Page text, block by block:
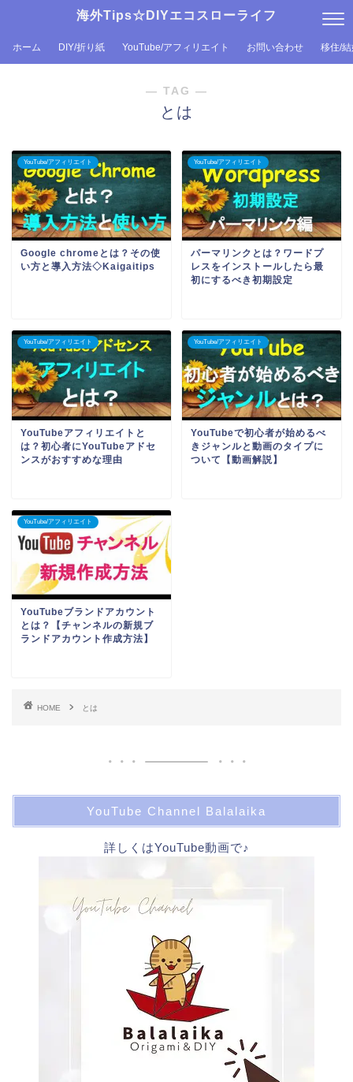
海外Tips☆DIYエコスローライフ
ホーム DIY/折り紙 YouTube/アフィリエイト お問い合わせ 移住/
― TAG ―
とは
YouTube/アフィリエイト
Google chromeとは？その使
い方と導入方法◇Kaigaitips
YouTube/アフィリエイト
パーマリンクとは？ワードプ
レスをインストールしたら最
初にするべき初期設定
YouTube/アフィリエイト
YouTubeアフィリエイトと
は？初心者にYouTubeアドセ
ンスがおすすめな理由
YouTube/アフィリエイト
YouTubeで初心者が始めるべ
きジャンルと動画のタイプに
ついて【動画解説】
YouTube/アフィリエイト
YouTubeブランドアカウント
とは？【チャンネルの新規ブ
ランドアカウント作成方法】
HOME とは
YouTube Channel Balalaika
詳しくはYouTube動画で♪